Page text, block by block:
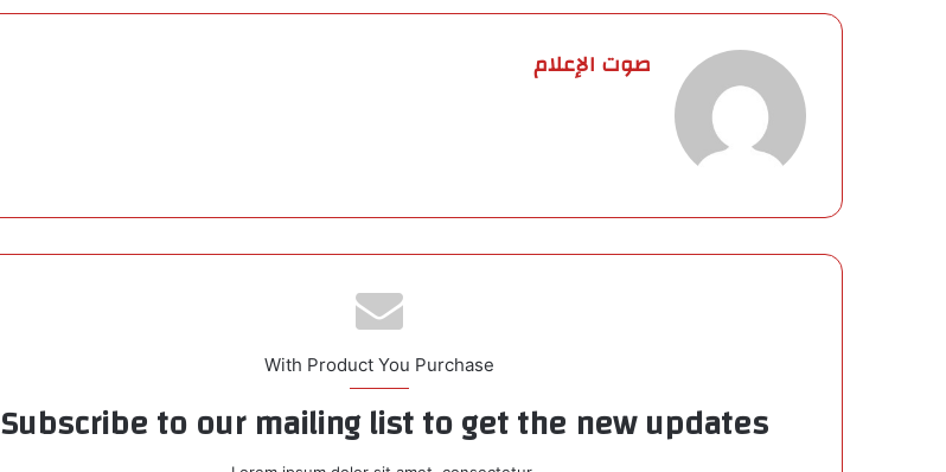
صوت الإعلام
With Product You Purchase
Subscribe to our mailing list to get the new updates!